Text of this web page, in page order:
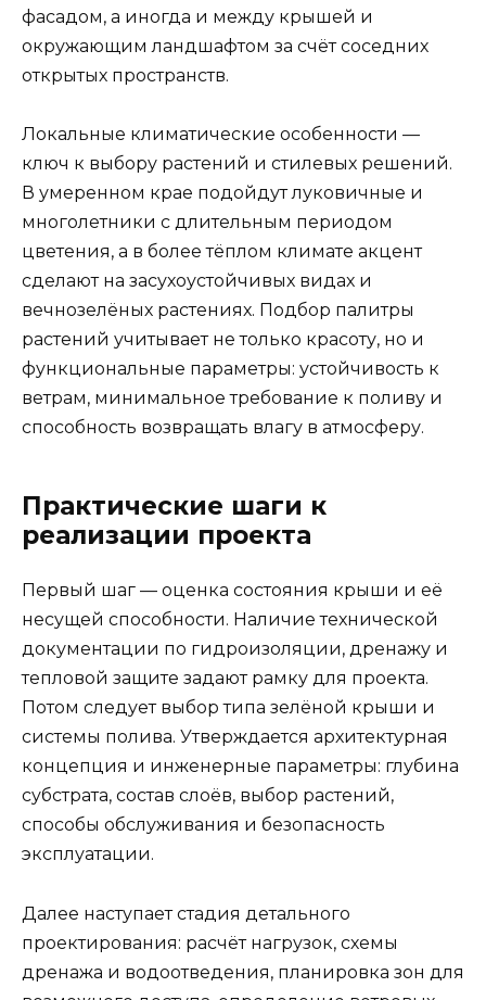
фасадом, а иногда и между крышей и
окружающим ландшафтом за счёт соседних
открытых пространств.
Локальные климатические особенности —
ключ к выбору растений и стилевых решений.
В умеренном крае подойдут луковичные и
многолетники с длительным периодом
цветения, а в более тёплом климате акцент
сделают на засухоустойчивых видах и
вечнозелёных растениях. Подбор палитры
растений учитывает не только красоту, но и
функциональные параметры: устойчивость к
ветрам, минимальное требование к поливу и
способность возвращать влагу в атмосферу.
Практические шаги к
реализации проекта
Первый шаг — оценка состояния крыши и её
несущей способности. Наличие технической
документации по гидроизоляции, дренажу и
тепловой защите задают рамку для проекта.
Потом следует выбор типа зелёной крыши и
системы полива. Утверждается архитектурная
концепция и инженерные параметры: глубина
субстрата, состав слоёв, выбор растений,
способы обслуживания и безопасность
эксплуатации.
Далее наступает стадия детального
проектирования: расчёт нагрузок, схемы
дренажа и водоотведения, планировка зон для